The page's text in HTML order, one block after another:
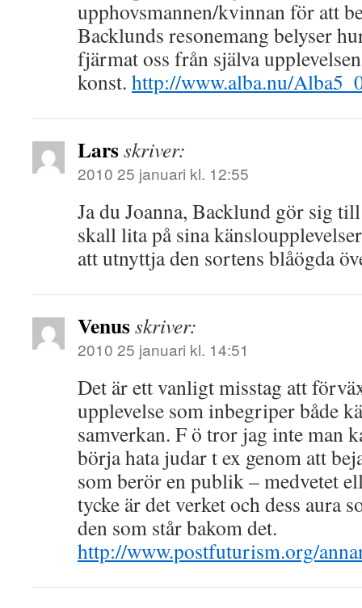
upphovsmannen/kvinnan för att
Backlunds resonemang belyser
fjärmat oss från själva
konst. http://www.alba.nu/
Larsskriver:
2010 25 januari kl. 12:55
Ja du Joanna, Backlund gör sig
skall lita på sina
att utnyttja den sortens blåögda
Venusskriver:
2010 25 januari kl. 14:51
Det är ett vanligt misstag att
upplevelse som inbegriper både
samverkan. F ö tror jag inte man
börja hata judar t ex genom att
som berör en publik – medvetet
tycke är det verket och dess aura
den som står bakom det.
http://www.postfuturism.org/